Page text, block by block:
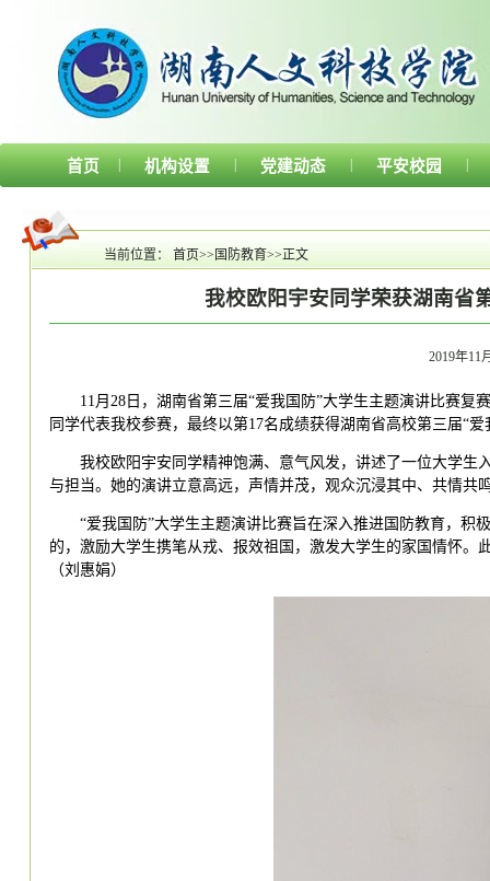
首页 机构设置 党建动态 平安校园
当前位置： 首页>> 国防教育>>正文
我校欧阳宇安同学荣获湖南省
2019年11
11月28日，湖南省第三届“爱我国防”大学生主题演讲比赛
同学代表我校参赛，最终以第17名成绩获得湖南省高校第三届“
我校欧阳宇安同学精神饱满、意气风发，讲述了一位大学生
与担当。她的演讲立意高远，声情并茂，观众沉浸其中、共情共
“爱我国防”大学生主题演讲比赛旨在深入推进国防教育，积
的，激励大学生携笔从戎、报效祖国，激发大学生的家国情怀
（刘惠娟）